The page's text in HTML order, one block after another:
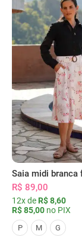
R$ 89,00
12x de R$ 8,60
R$ 85,00 no PIX
P M G